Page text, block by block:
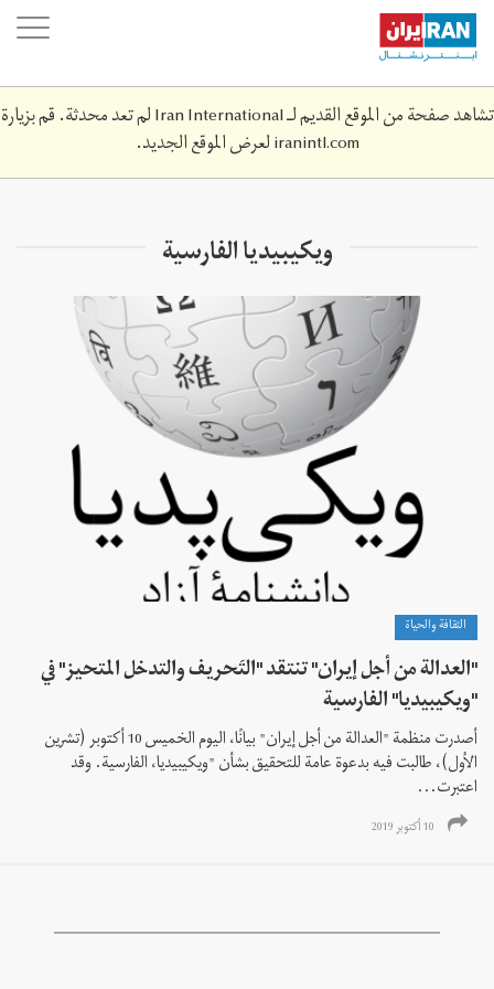
Skip
main
content
تشاهد صفحة من الموقع القديم لـ Iran International لم تعد محدثة. قم بزيارة
iranintl.comلعرض الموقع الجديد.
ويكيبيديا الفارسية
الثقافة والحياة
"العدالة من أجل إيران" تنتقد "التَحريف والتدخل المتحيز" في
"ويكيبيديا" الفارسية
أصدرت منظمة "العدالة من أجل إيران" بيانًا، اليوم الخميس 10 أكتوبر (تشرين
الأول)، طالبت فيه بدعوة عامة للتحقيق بشأن "ويكيبيديا، الفارسية. وقد
اعتبرت...
10 أكتوبر 2019